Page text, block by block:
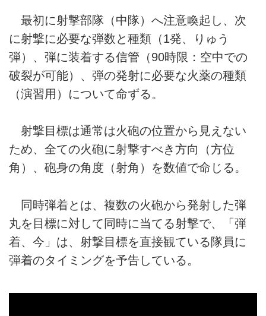
最初に射撃部隊（中隊）へ注意喚起し、次
に射撃に必要な弾数と種類（1発、りゅう
弾）、弾に装着する信管（90時限：空中での
破裂が可能）、弾の発射に必要な火薬の種類
（演習用）について命ずる。
射撃目標は通常は火砲の位置から見えない
ため、全ての火砲に射撃すべき方向（方位
角）、砲身の角度（射角）を数値で命じる。
同時弾着とは、複数の火砲から発射した弾
丸を目標に対して同時に当てる射撃で、「弾
着、今」は、射撃目標を直接観ている隊員に
弾着のタイミングを予告している。